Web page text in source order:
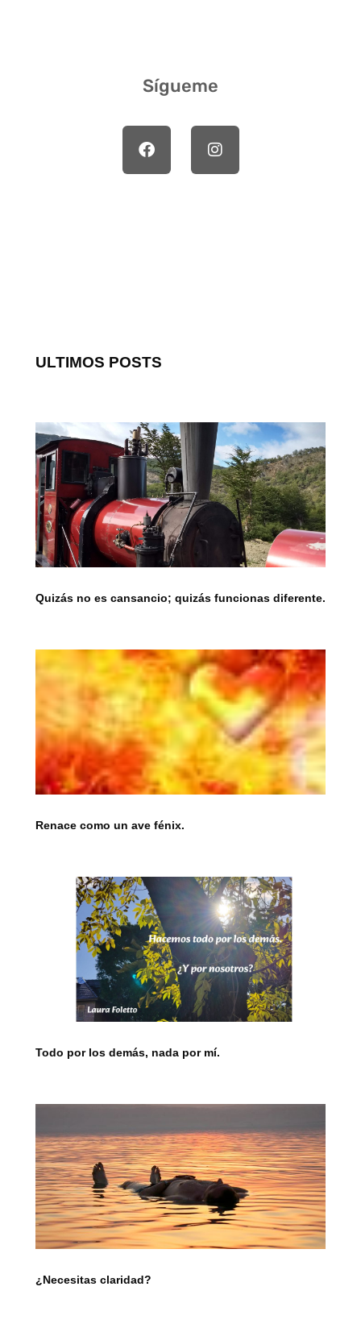
Sígueme
ULTIMOS POSTS
Quizás no es cansancio; quizás funcionas diferente.
Renace como un ave fénix.
Todo por los demás, nada por mí.
¿Necesitas claridad?